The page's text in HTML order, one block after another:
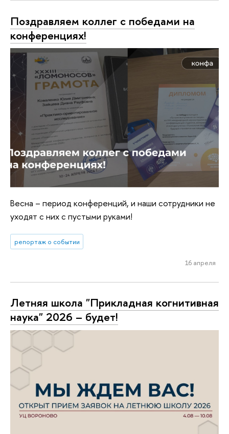
Поздравляем коллег с победами на
конференциях!
Весна – период конференций, и наши сотрудники не
уходят с них с пустыми руками!
репортаж о событии
16 апреля
Летняя школа "Прикладная когнитивная
наука" 2026 – будет!